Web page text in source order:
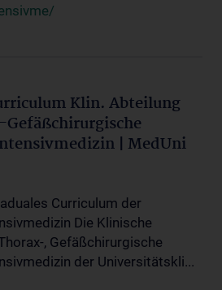
Klin. Abteilung
| MedUni
Curriculum der
Die Klinische
, Gefäßchirurgische
der Universitätskli...